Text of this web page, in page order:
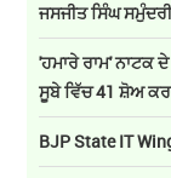
ਜਸਜੀਤ ਸਿੰਘ
'ਹਮਾਰੇ ਰਾਮ' ਨਾਟਕ
ਸੂਬੇ ਵਿੱਚ 41 ਸ਼ੋਅ
BJP State IT